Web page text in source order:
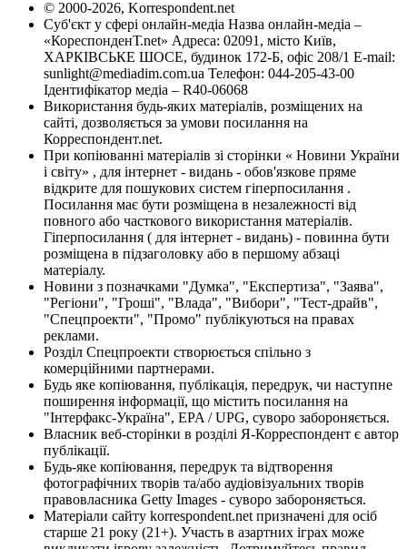
© 2000-2026, Korrespondent.net
Суб'єкт у сфері онлайн-медіа Назва онлайн-медіа –
«КореспонденТ.net» Адреса: 02091, місто Київ,
ХАРКІВСЬКЕ ШОСЕ, будинок 172-Б, офіс 208/1 E-mail:
sunlight@mediadim.com.ua Телефон: 044-205-43-00
Ідентифікатор медіа – R40-06068
Використання будь-яких матеріалів, розміщених на
сайті, дозволяється за умови посилання на
Корреспондент.net.
При копіюванні матеріалів зі сторінки « Новини України
і світу» , для інтернет - видань - обов'язкове пряме
відкрите для пошукових систем гіперпосилання .
Посилання має бути розміщена в незалежності від
повного або часткового використання матеріалів.
Гіперпосилання ( для інтернет - видань) - повинна бути
розміщена в підзаголовку або в першому абзаці
матеріалу.
Новини з позначками "Думка", "Експертиза", "Заява",
"Регіони", "Гроші", "Влада", "Вибори", "Тест-драйв",
"Спецпроекти", "Промо" публікуються на правах
реклами.
Розділ Спецпроекти створюється спільно з
комерційними партнерами.
Будь яке копіювання, публікація, передрук, чи наступне
поширення інформації, що містить посилання на
"Інтерфакс-Україна", EPA / UPG, суворо забороняється.
Власник веб-сторінки в розділі Я-Корреспондент є автор
публікації.
Будь-яке копіювання, передрук та відтворення
фотографічних творів та/або аудіовізуальних творів
правовласника Getty Images - суворо забороняється.
Матеріали сайту korrespondent.net призначені для осіб
старше 21 року (21+). Участь в азартних іграх може